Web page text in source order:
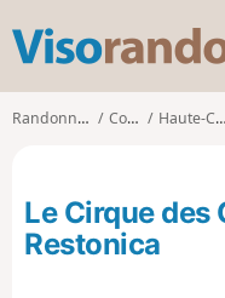
Randonnées Corse Haute-Corse
Le Cirque des
Restonica